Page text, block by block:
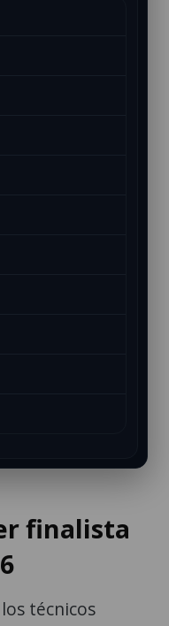
finalista
técnicos